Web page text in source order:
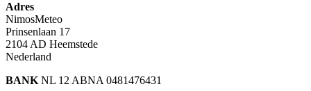
Adres
NimosMeteo
Prinsenlaan 17
2104 AD Heemstede
Nederland
BANKNL 12 ABNA 0481476431